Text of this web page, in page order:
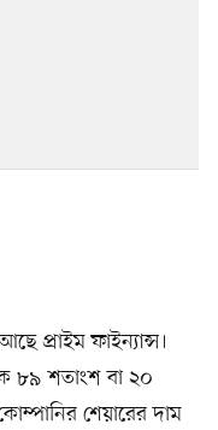
প্রাইম ফাইন্যান্স।
৮৯ শতাংশ বা ২০
শেয়ারের দাম